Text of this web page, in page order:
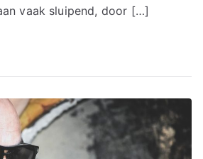
vaak sluipend, door […]